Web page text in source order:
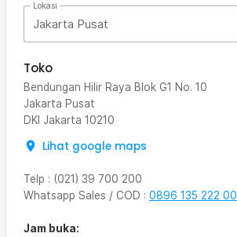
Lokasi
Jakarta Pusat
Toko
Bendungan Hilir Raya Blok G1 No. 10
Jakarta Pusat
DKI Jakarta 10210
Lihat google maps
Telp : (021) 39 700 200
Whatsapp Sales / COD : 0896 135 222 00
Jam buka: